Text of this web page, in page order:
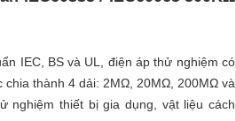
IEC, BS và UL, điện áp thử nghiệm có
chia thành 4 dải: 2MΩ, 20MΩ, 200MΩ và
nghiệm thiết bị gia dụng, vật liệu cách